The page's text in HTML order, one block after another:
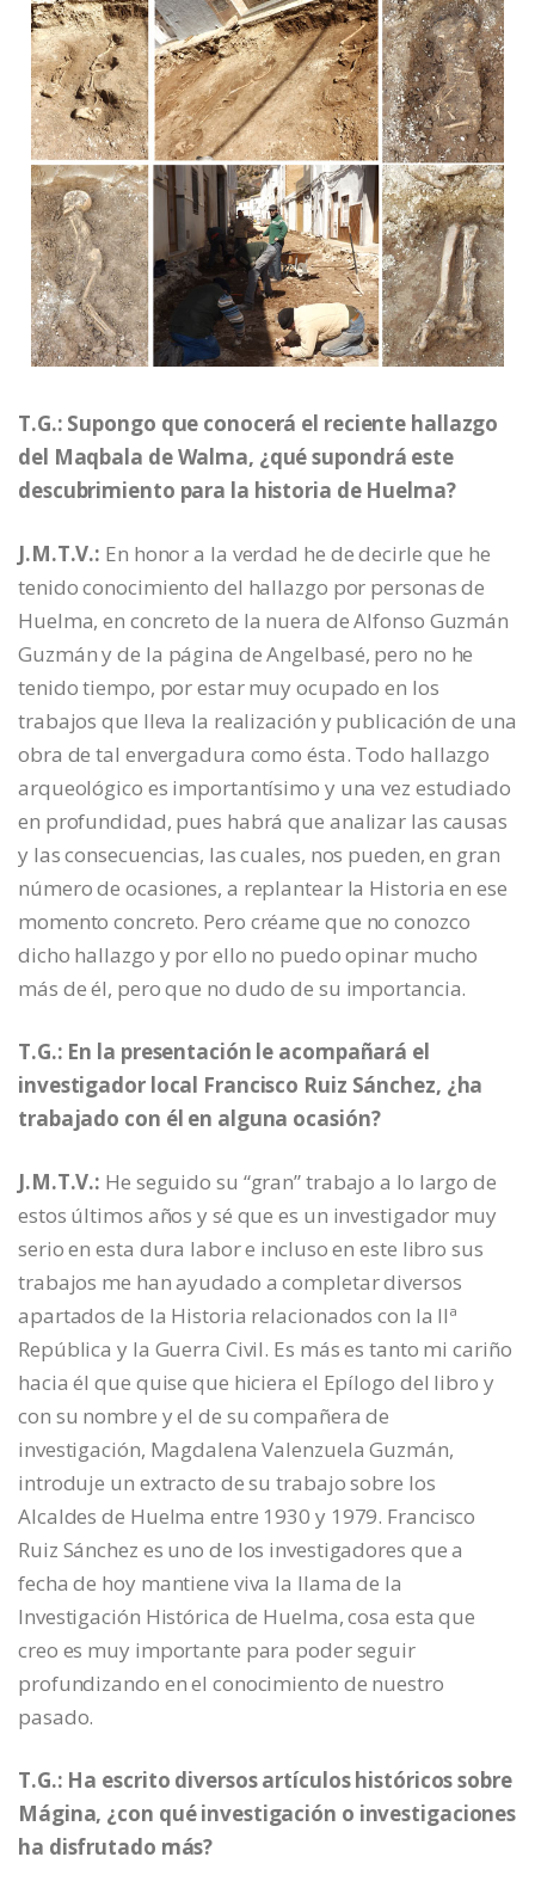
T.G.: Supongo que conocerá el reciente hallazgo
del Maqbala de Walma, ¿qué supondrá este
descubrimiento para la historia de Huelma?
J.M.T.V.: En honor a la verdad he de decirle que he
tenido conocimiento del hallazgo por personas de
Huelma, en concreto de la nuera de Alfonso Guzmán
Guzmán y de la página de Angelbasé, pero no he
tenido tiempo, por estar muy ocupado en los
trabajos que lleva la realización y publicación de una
obra de tal envergadura como ésta. Todo hallazgo
arqueológico es importantísimo y una vez estudiado
en profundidad, pues habrá que analizar las causas
y las consecuencias, las cuales, nos pueden, en gran
número de ocasiones, a replantear la Historia en ese
momento concreto. Pero créame que no conozco
dicho hallazgo y por ello no puedo opinar mucho
más de él, pero que no dudo de su importancia.
T.G.: En la presentación le acompañará el
investigador local Francisco Ruiz Sánchez, ¿ha
trabajado con él en alguna ocasión?
J.M.T.V.: He seguido su “gran” trabajo a lo largo de
estos últimos años y sé que es un investigador muy
serio en esta dura labor e incluso en este libro sus
trabajos me han ayudado a completar diversos
apartados de la Historia relacionados con la IIª
República y la Guerra Civil. Es más es tanto mi cariño
hacia él que quise que hiciera el Epílogo del libro y
con su nombre y el de su compañera de
investigación, Magdalena Valenzuela Guzmán,
introduje un extracto de su trabajo sobre los
Alcaldes de Huelma entre 1930 y 1979. Francisco
Ruiz Sánchez es uno de los investigadores que a
fecha de hoy mantiene viva la llama de la
Investigación Histórica de Huelma, cosa esta que
creo es muy importante para poder seguir
profundizando en el conocimiento de nuestro
pasado.
T.G.: Ha escrito diversos artículos históricos sobre
Mágina, ¿con qué investigación o investigaciones
ha disfrutado más?